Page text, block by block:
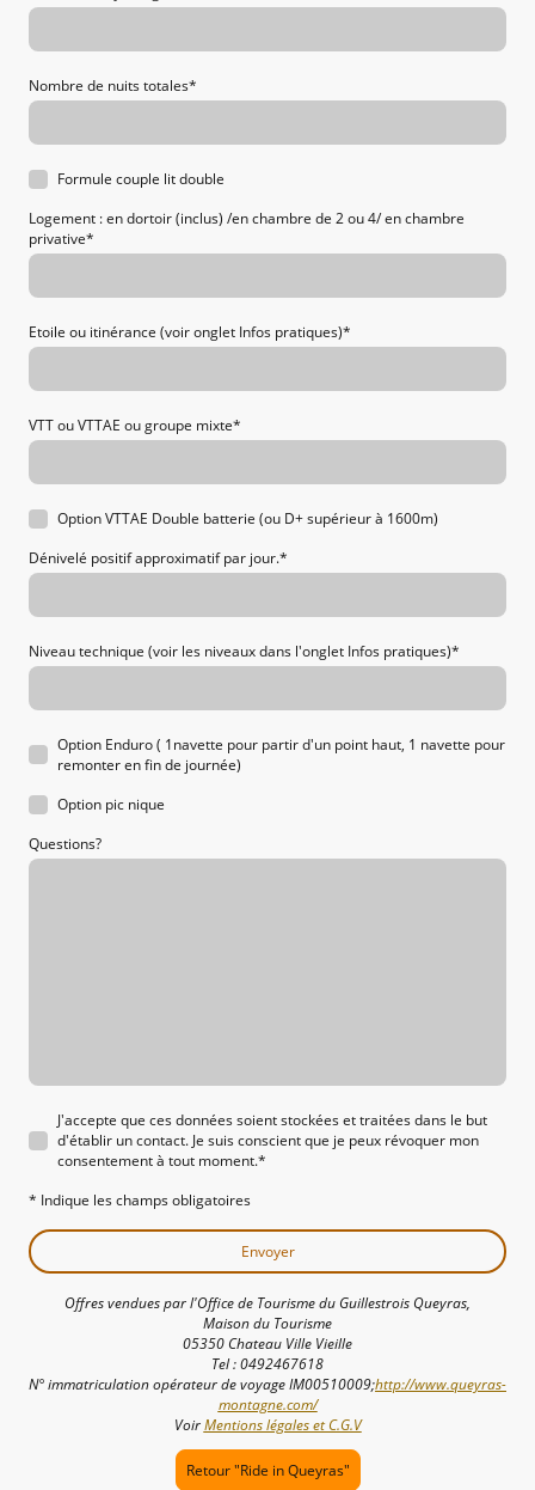
Nombre de nuits totales*
Formule couple lit double
Logement : en dortoir (inclus) /en chambre de 2 ou 4/ en chambre
privative*
Etoile ou itinérance (voir onglet Infos pratiques)*
VTT ou VTTAE ou groupe mixte*
Option VTTAE Double batterie (ou D+ supérieur à 1600m)
Dénivelé positif approximatif par jour.*
Niveau technique (voir les niveaux dans l'onglet Infos pratiques)*
Option Enduro ( 1navette pour partir d'un point haut, 1 navette pour
remonter en fin de journée)
Option pic nique
Questions?
J'accepte que ces données soient stockées et traitées dans le but
d'établir un contact. Je suis conscient que je peux révoquer mon
consentement à tout moment.*
* Indique les champs obligatoires
Envoyer
Offres vendues par l'Office de Tourisme du Guillestrois Queyras,
Maison du Tourisme
05350 Chateau Ville Vieille
Tel : 0492467618
N° immatriculation opérateur de voyage IM00510009;http://www.queyras-
montagne.com/
VoirMentions légales et C.G.V
Retour "Ride in Queyras"